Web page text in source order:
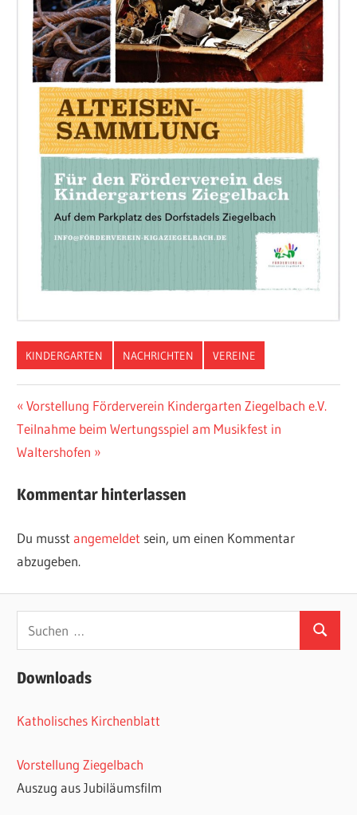
KINDERGARTEN NACHRICHTEN VEREINE
Beitragsnavigation
Vorheriger
Beitrag:
Vorstellung Förderverein Kindergarten Ziegelbach e.V.
Nächster
Beitrag:
Teilnahme beim Wertungsspiel am Musikfest in
Waltershofen
Kommentar hinterlassen
Du musstangemeldet sein, um einen Kommentar
abzugeben.
Suchen
Downloads
Katholisches Kirchenblatt
Vorstellung Ziegelbach
Auszug aus Jubiläumsfilm